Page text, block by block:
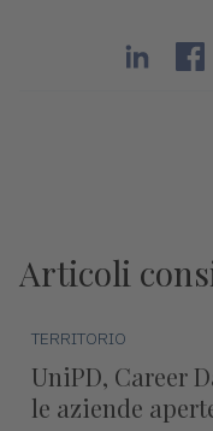
Articoli
TERRITORIO
UniPD, Career
le aziende